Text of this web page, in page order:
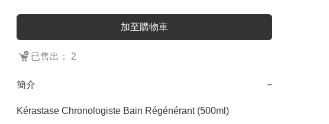
加至購物車
已售出： 2
簡介 −
Kérastase Chronologiste Bain Régénérant (500ml)